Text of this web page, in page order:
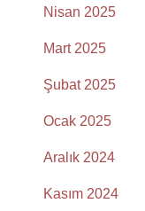
Nisan 2025
Mart 2025
Şubat 2025
Ocak 2025
Aralık 2024
Kasım 2024